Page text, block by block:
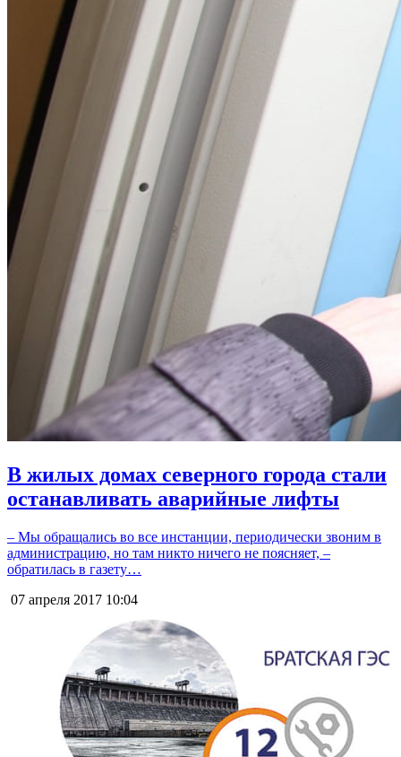
В жилых домах северного города стали
останавливать аварийные лифты
– Мы обращались во все инстанции, периодически звоним в
администрацию, но там никто ничего не поясняет, –
обратилась в газету…
07 апреля 2017 10:04